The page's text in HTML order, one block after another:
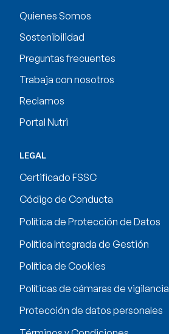
Quienes Somos
Sostenibilidad
Preguntas frecuentes
Trabaja con nosotros
Reclamos
Portal Nutri
LEGAL
Certificado FSSC
Código de Conducta
Política de Protección de Datos
Política Integrada de Gestión
Política de Cookies
Políticas de cámaras de vigilancia
Protección de datos personales